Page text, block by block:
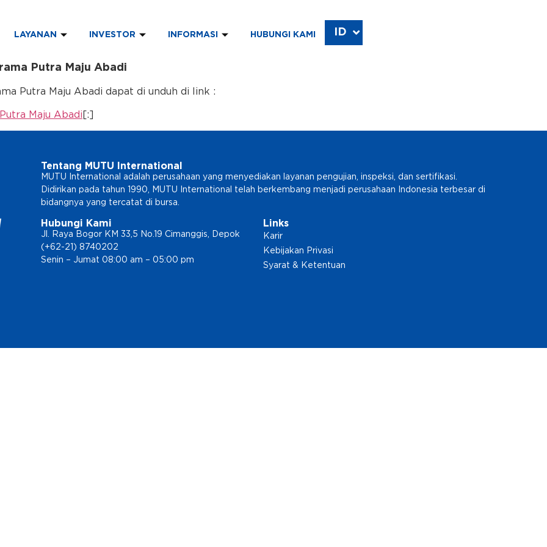
LAYANAN INVESTOR INFORMASI HUBUNGI KAMI ID
EN
Putra Maju Abadi
Putra Maju Abadi dapat di unduh di link :
Maju Abadi [:]
Tentang MUTU International
MUTU International adalah perusahaan yang menyediakan layanan pengujian, inspeksi, dan sertifikasi.
Didirikan pada tahun 1990, MUTU International telah berkembang menjadi perusahaan Indonesia terbesar di
bidangnya yang tercatat di bursa.
Hubungi Kami
Jl. Raya Bogor KM 33,5 No.19 Cimanggis, Depok
(+62-21) 8740202
Senin – Jumat 08:00 am – 05:00 pm
Links
Karir
Kebijakan Privasi
Syarat & Ketentuan